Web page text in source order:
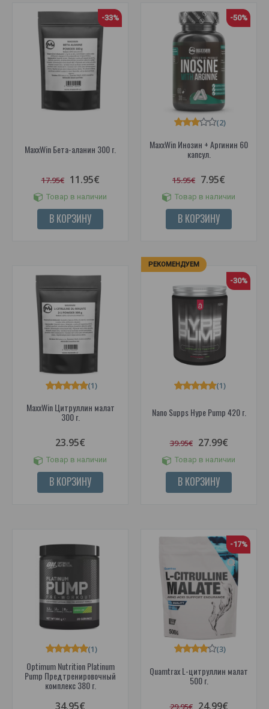
-33%
MaxxWin Бета-аланин 300 г.
17.95€ 11.95€
Товар в наличии
В КОРЗИНУ
-50%
MaxxWin Инозин + Аргинин 60
капсул.
(2)
15.95€ 7.95€
Товар в наличии
В КОРЗИНУ
MaxxWin Цитруллин малат
300 г.
(1)
23.95€
Товар в наличии
В КОРЗИНУ
РЕКОМЕНДУЕМ
-30%
Nano Supps Hype Pump 420 г.
(1)
39.95€ 27.99€
Товар в наличии
В КОРЗИНУ
Optimum Nutrition Platinum
Pump Предтренировочный
комплекс 380 г.
(1)
34.95€
-17%
Quamtrax L-цитруллин малат
500 г.
(3)
29.95€ 24.99€